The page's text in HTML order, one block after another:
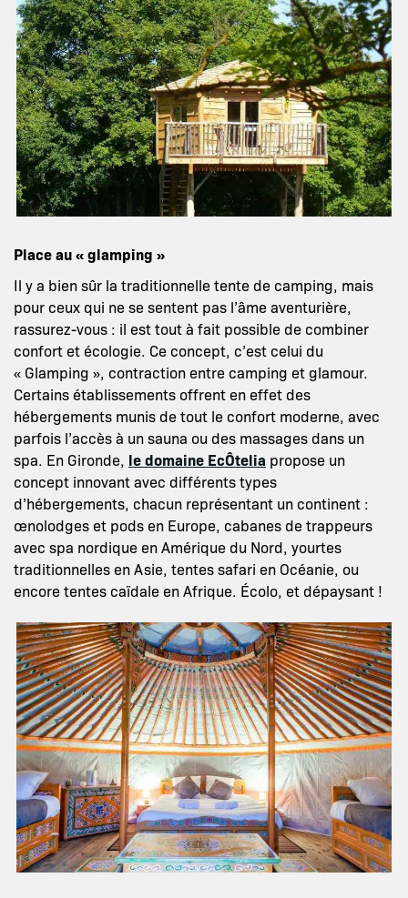
Place au « glamping »
Il y a bien sûr la traditionnelle tente de camping, mais
pour ceux qui ne se sentent pas l’âme aventurière,
rassurez-vous : il est tout à fait possible de combiner
confort et écologie. Ce concept, c’est celui du
« Glamping », contraction entre camping et glamour.
Certains établissements offrent en effet des
hébergements munis de tout le confort moderne, avec
parfois l’accès à un sauna ou des massages dans un
spa. En Gironde, le domaine EcÔtelia propose un
concept innovant avec différents types
d’hébergements, chacun représentant un continent :
œnolodges et pods en Europe, cabanes de trappeurs
avec spa nordique en Amérique du Nord, yourtes
traditionnelles en Asie, tentes safari en Océanie, ou
encore tentes caïdale en Afrique. Écolo, et dépaysant !